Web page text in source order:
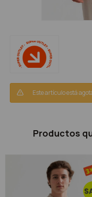
Este artículo está
Productos